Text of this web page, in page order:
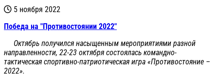
5 ноября 2022
Победа на "Противостоянии 2022"
Октябрь получился насыщенным мероприятиями разной
направленности, 22-23 октября состоялась командно-
тактическая спортивно-патриотическая игра «Противостояние –
2022».